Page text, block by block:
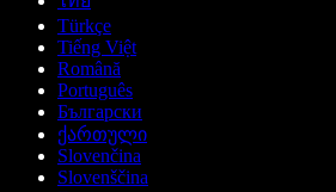
Türkçe
Tiếng Việt
Română
Português
Български
ქართული
Slovenčina
Slovenščina